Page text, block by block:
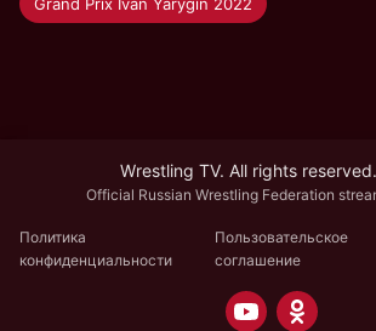
Wrestling TV. All rights
Official Russian Wrestling Federation
Политика
конфиденциальности
Пользовательское
соглашение